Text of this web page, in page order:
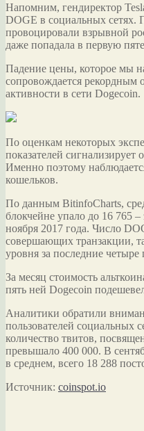
Напомним, гендиректор
DOGE в социальных сетях.
провоцировали взрывной
даже попадала в первую
Падение цены, которое мы
сопровождается рекордным
активности в сети Dogecoin.
По оценкам некоторых
показателей сигнализирует
Именно поэтому
кошельков.
По данным BitinfoCharts,
блокчейне упало до 16 765
ноября 2017 года. Число
совершающих транзакции,
уровня за последние четыре
За месяц стоимость
пять ней Dogecoin
Аналитики обратили
пользователей социальных
количество твитов,
превышало 400 000. В
в среднем, всего 18 288
Источник: coinspot.io